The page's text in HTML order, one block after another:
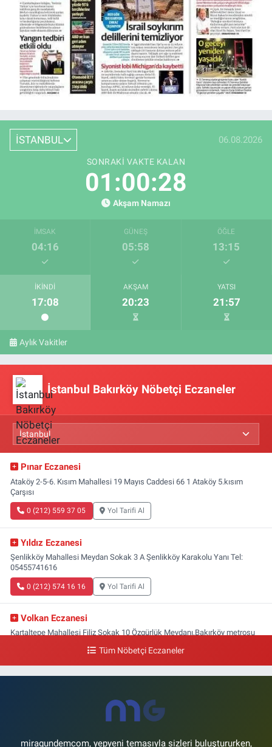
İSTANBUL 06.08.2026
SONRAKI VAKTE KALAN
01:00:27
Akşam Namazı
İMSAK
04:16
GÜNEŞ
05:58
ÖĞLE
13:15
İKINDI
17:08
AKŞAM
20:23
YATSI
21:57
Aylık Vakitler
İstanbul Bakırköy Nöbetçi Eczaneler
Pınar Eczanesi
Ataköy 2-5-6. Kısım Mahallesi 19 Mayıs Caddesi 66 1 Ataköy 5.kısım
Çarşısı
0 (212) 559 37 05 Yol Tarifi Al
Yıldız Eczanesi
Şenlikköy Mahallesi Meydan Sokak 3 A Şenlikköy Karakolu Yanı Tel:
05455741616
0 (212) 574 16 16 Yol Tarifi Al
Volkan Eczanesi
Kartaltepe Mahallesi Filiz Sokak 10 Özgürlük Meydanı,Bakırköy metrosu
Yeşilköy Mahallesi Doğruyol Sokak 7 A Dürümcü Baba'nın Bir Alt
0 (212) 663 11 97
Tüm Nöbetçi Eczaneler
miragundemcom, yepyeni temasıyla sizleri buluştururken,